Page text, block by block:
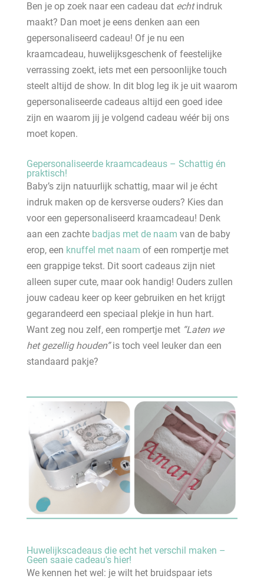
Ben je op zoek naar een cadeau dat echtindruk
maakt? Dan moet je eens denken aan een
gepersonaliseerd cadeau! Of je nu een
kraamcadeau, huwelijksgeschenk of feestelijke
verrassing zoekt, iets met een persoonlijke touch
steelt altijd de show. In dit blog leg ik je uit waarom
gepersonaliseerde cadeaus altijd een goed idee
zijn en waarom jij je volgend cadeau wéér bij ons
moet kopen.
Gepersonaliseerde kraamcadeaus – Schattig én
praktisch!
Baby’s zijn natuurlijk schattig, maar wil je écht
indruk maken op de kersverse ouders? Kies dan
voor een gepersonaliseerd kraamcadeau! Denk
aan een zachte badjas met de naam van de baby
erop, een knuffel met naam of een rompertje met
een grappige tekst. Dit soort cadeaus zijn niet
alleen super cute, maar ook handig! Ouders zullen
jouw cadeau keer op keer gebruiken en het krijgt
gegarandeerd een speciaal plekje in hun hart.
Want zeg nou zelf, een rompertje met “Laten we
het gezellig houden”is toch veel leuker dan een
standaard pakje?
Huwelijkscadeaus die echt het verschil maken –
Geen saaie cadeau's hier!
We kennen het wel: je wilt het bruidspaar iets